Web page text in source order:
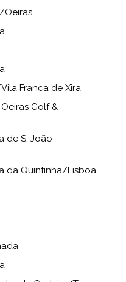
Oeiras
Franca de Xira
Golf &
de S. João
da Quintinha/Lisboa